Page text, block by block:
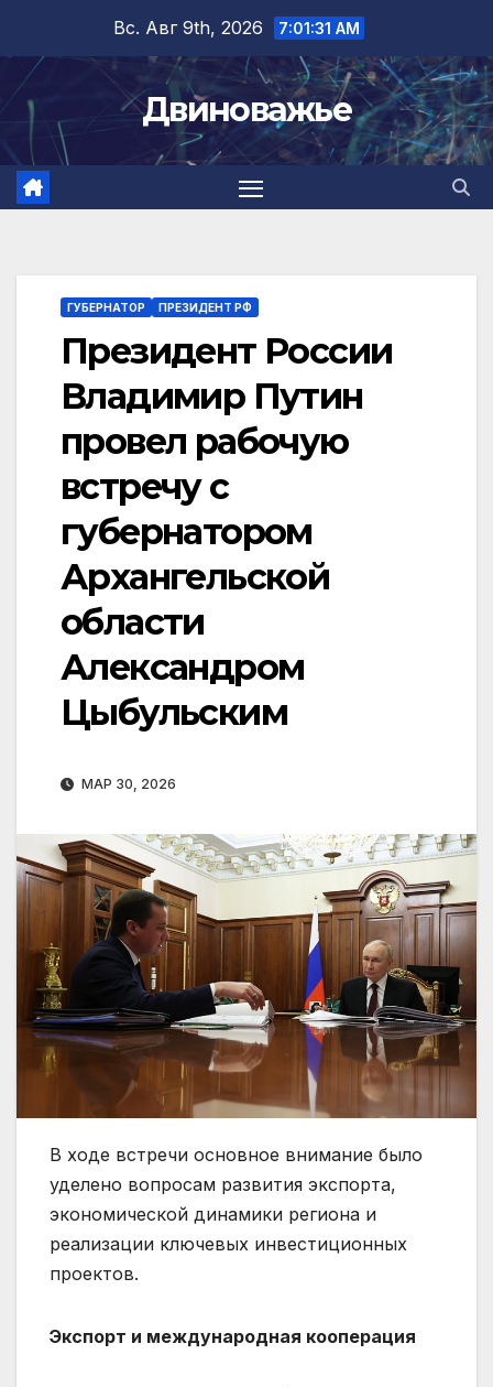
содержимому
Вс. Авг 9th, 2026 7:01:32 AM
Двиноважье
ГУБЕРНАТОР ПРЕЗИДЕНТ РФ
Президент России
Владимир Путин
провел рабочую
встречу с
губернатором
Архангельской
области
Александром
Цыбульским
МАР 30, 2026
В ходе встречи основное внимание было
уделено вопросам развития экспорта,
экономической динамики региона и
реализации ключевых инвестиционных
проектов.
Экспорт и международная кооперация